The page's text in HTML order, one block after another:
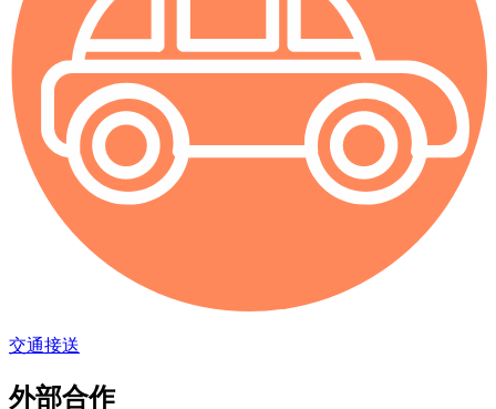
交通接送
外部合作